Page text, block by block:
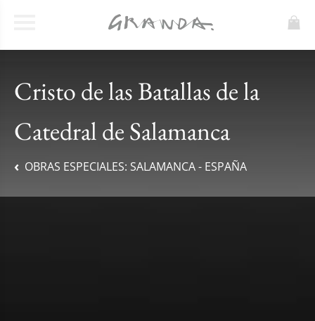
Cristo de las Batallas de la
Catedral de Salamanca
OBRAS ESPECIALES: SALAMANCA - ESPAÑA